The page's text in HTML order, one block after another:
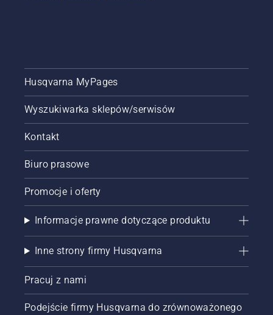
Husqvarna MyPages
Wyszukiwarka sklepów/serwisów
Kontakt
Biuro prasowe
Promocje i oferty
Informacje prawne dotyczące produktu
Inne strony firmy Husqvarna
Pracuj z nami
Podejście firmy Husqvarna do zrównoważonego